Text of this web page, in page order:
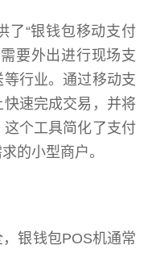
了“银钱包移动支付
要外出进行现场支
行业。通过移动支
速完成交易，并将
个工具简化了支付
的小型商户。
银钱包POS机通常